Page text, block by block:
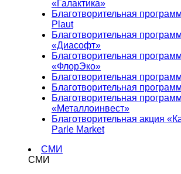
«Галактика»
Благотворительная
Plaut
Благотворительная
«Диасофт»
Благотворительная
«ФлорЭко»
Благотворительная
Благотворительная
Благотворительная
«Металлоинвест»
Благотворительная акция
Parle Market
СМИ
СМИ